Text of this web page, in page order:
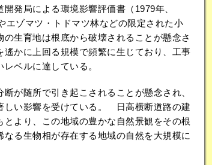
発局による環境影響評価書（1979年、
エゾマツ・トドマツ林などの限定された小
生育地は根底から破壊されることが懸念さ
かに上回る規模で頻繁に生じており、工事
ベルに達している。
が随所で引き起こされることが懸念され、
しい影響を受けている。 日高横断道路の建
より、この地域の豊かな自然景観をその根
る生物相が存在する地域の自然を大規模に